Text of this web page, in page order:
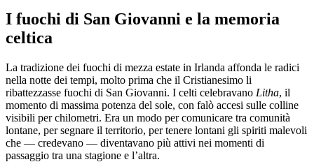
I fuochi di San Giovanni e la memoria
celtica
La tradizione dei fuochi di mezza estate in Irlanda affonda le radici
nella notte dei tempi, molto prima che il Cristianesimo li
ribattezzasse fuochi di San Giovanni. I celti celebravano Litha, il
momento di massima potenza del sole, con falò accesi sulle colline
visibili per chilometri. Era un modo per comunicare tra comunità
lontane, per segnare il territorio, per tenere lontani gli spiriti malevoli
che — credevano — diventavano più attivi nei momenti di
passaggio tra una stagione e l’altra.